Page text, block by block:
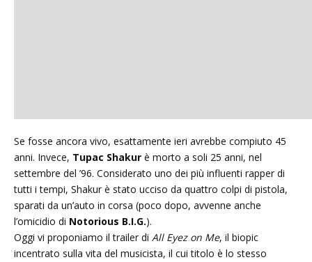
Se fosse ancora vivo, esattamente ieri avrebbe compiuto 45
anni. Invece, Tupac Shakur è morto a soli 25 anni, nel
settembre del ’96. Considerato uno dei più influenti rapper di
tutti i tempi, Shakur è stato ucciso da quattro colpi di pistola,
sparati da un’auto in corsa (poco dopo, avvenne anche
l’omicidio di Notorious B.I.G.).
Oggi vi proponiamo il trailer di All Eyez on Me, il biopic
incentrato sulla vita del musicista, il cui titolo è lo stesso